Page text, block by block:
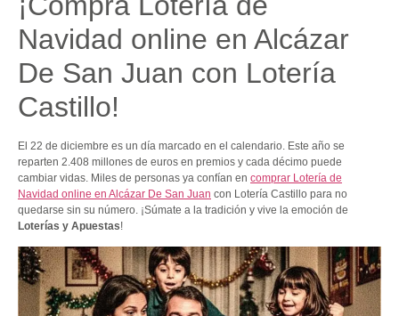
Navidad online en Alcázar
De San Juan con Lotería
Castillo!
El 22 de diciembre es un día marcado en el calendario. Este año se
reparten 2.408 millones de euros en premios y cada décimo puede
cambiar vidas. Miles de personas ya confían en comprar Lotería de
Navidad online en Alcázar De San Juan con Lotería Castillo para no
quedarse sin su número. ¡Súmate a la tradición y vive la emoción de
Loterías y Apuestas!